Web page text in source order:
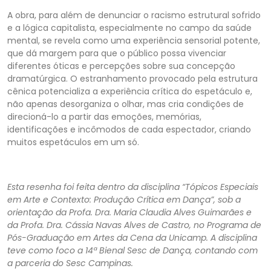
A obra, para além de denunciar o racismo estrutural sofrido
e a lógica capitalista, especialmente no campo da saúde
mental, se revela como uma experiência sensorial potente,
que dá margem para que o público possa vivenciar
diferentes óticas e percepções sobre sua concepção
dramatúrgica. O estranhamento provocado pela estrutura
cênica potencializa a experiência crítica do espetáculo e,
não apenas desorganiza o olhar, mas cria condições de
direcioná-lo a partir das emoções, memórias,
identificações e incômodos de cada espectador, criando
muitos espetáculos em um só.
Esta resenha foi feita dentro da disciplina “Tópicos Especiais
em Arte e Contexto: Produção Crítica em Dança”, sob a
orientação da Profa. Dra. Maria Claudia Alves Guimarães e
da Profa. Dra. Cássia Navas Alves de Castro, no Programa de
Pós-Graduação em Artes da Cena da Unicamp. A disciplina
teve como foco a 14ª Bienal Sesc de Dança, contando com
a parceria do Sesc Campinas.